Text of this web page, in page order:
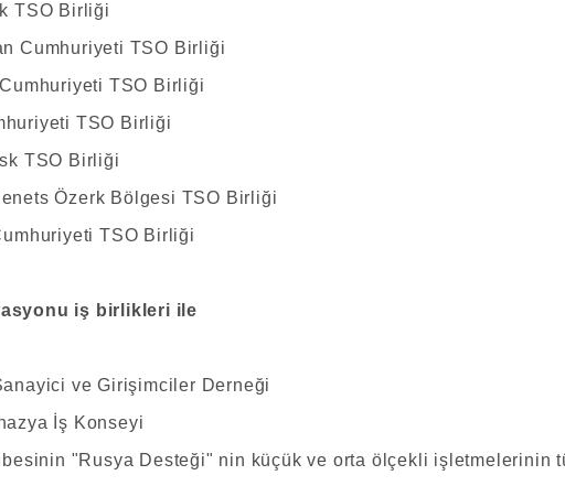
TSO Birliği
Cumhuriyeti TSO Birliği
TSO Birliği
TSO Birliği
TSO Birliği
Özerk Bölgesi TSO Birliği
TSO Birliği
iş birlikleri ile
ve Girişimciler Derneği
İş Konseyi
"Rusya Desteği" nin küçük ve orta ölçekli işletmelerinin